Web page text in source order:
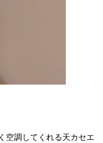
空調してくれる天カセエ